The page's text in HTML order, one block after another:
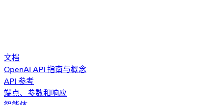
文档
OpenAI API 指南与概念
API 参考
端点、参数和响应